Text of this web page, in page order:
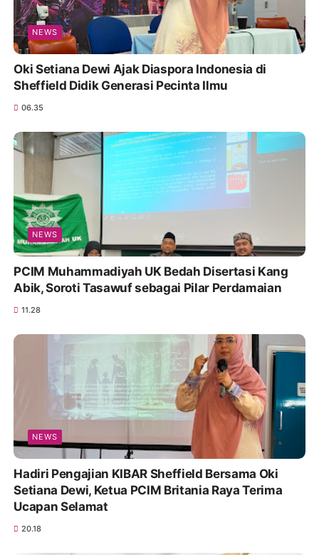
NEWS
Oki Setiana Dewi Ajak Diaspora Indonesia di
Sheffield Didik Generasi Pecinta Ilmu
06.35
NEWS
PCIM Muhammadiyah UK Bedah Disertasi Kang
Abik, Soroti Tasawuf sebagai Pilar Perdamaian
11.28
NEWS
Hadiri Pengajian KIBAR Sheffield Bersama Oki
Setiana Dewi, Ketua PCIM Britania Raya Terima
Ucapan Selamat
20.18